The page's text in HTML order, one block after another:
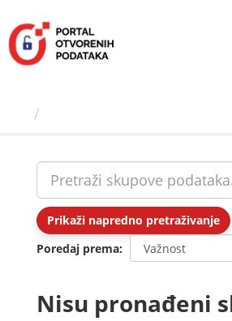
sadržaj
Prikaži napredno pretraživanje
Poredaj prema
Nisu pronađeni